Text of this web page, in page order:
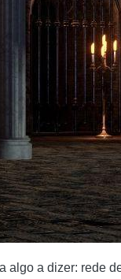
algo a dizer: rede